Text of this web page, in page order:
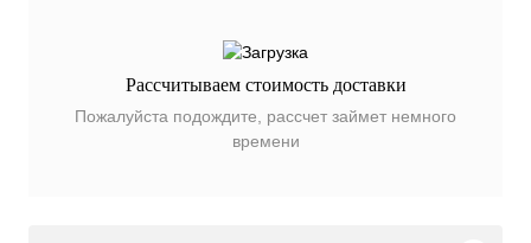
Рассчитываем стоимость доставки
Пожалуйста подождите, рассчет займет немного
времени